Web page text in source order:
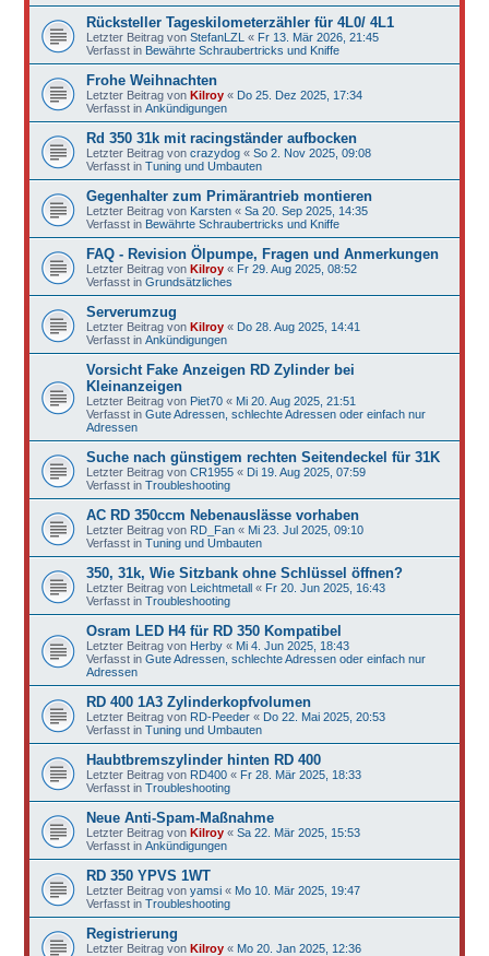
Rücksteller Tageskilometerzähler für 4L0/ 4L1
Letzter Beitrag von StefanLZL « Fr 13. Mär 2026, 21:45
Verfasst in Bewährte Schraubertricks und Kniffe
Frohe Weihnachten
Letzter Beitrag von Kilroy« Do 25. Dez 2025, 17:34
Verfasst in Ankündigungen
Rd 350 31k mit racingständer aufbocken
Letzter Beitrag von crazydog« So 2. Nov 2025, 09:08
Verfasst in Tuning und Umbauten
Gegenhalter zum Primärantrieb montieren
Letzter Beitrag von Karsten« Sa 20. Sep 2025, 14:35
Verfasst in Bewährte Schraubertricks und Kniffe
FAQ - Revision Ölpumpe, Fragen und Anmerkungen
Letzter Beitrag von Kilroy« Fr 29. Aug 2025, 08:52
Verfasst in Grundsätzliches
Serverumzug
Letzter Beitrag von Kilroy« Do 28. Aug 2025, 14:41
Verfasst in Ankündigungen
Vorsicht Fake Anzeigen RD Zylinder bei
Kleinanzeigen
Letzter Beitrag von Piet70« Mi 20. Aug 2025, 21:51
Verfasst in Gute Adressen, schlechte Adressen oder einfach nur
Adressen
Suche nach günstigem rechten Seitendeckel für 31K
Letzter Beitrag von CR1955« Di 19. Aug 2025, 07:59
Verfasst in Troubleshooting
AC RD 350ccm Nebenauslässe vorhaben
Letzter Beitrag von RD_Fan« Mi 23. Jul 2025, 09:10
Verfasst in Tuning und Umbauten
350, 31k, Wie Sitzbank ohne Schlüssel öffnen?
Letzter Beitrag von Leichtmetall« Fr 20. Jun 2025, 16:43
Verfasst in Troubleshooting
Osram LED H4 für RD 350 Kompatibel
Letzter Beitrag von Herby« Mi 4. Jun 2025, 18:43
Verfasst in Gute Adressen, schlechte Adressen oder einfach nur
Adressen
RD 400 1A3 Zylinderkopfvolumen
Letzter Beitrag von RD-Peeder« Do 22. Mai 2025, 20:53
Verfasst in Tuning und Umbauten
Haubtbremszylinder hinten RD 400
Letzter Beitrag von RD400« Fr 28. Mär 2025, 18:33
Verfasst in Troubleshooting
Neue Anti-Spam-Maßnahme
Letzter Beitrag von Kilroy« Sa 22. Mär 2025, 15:53
Verfasst in Ankündigungen
RD 350 YPVS 1WT
Letzter Beitrag von yamsi« Mo 10. Mär 2025, 19:47
Verfasst in Troubleshooting
Registrierung
Letzter Beitrag von Kilroy« Mo 20. Jan 2025, 12:36